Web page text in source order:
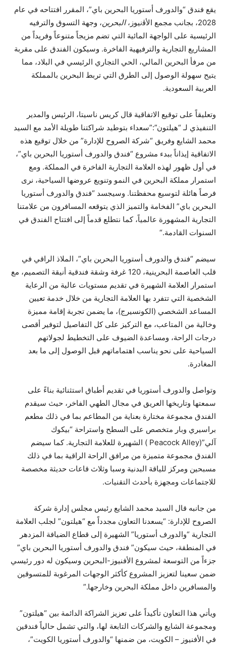
يقع فندق “والدورف أستوريا البحرين باي”، المقرر افتتاحه في عام
2028، بجانب مجمع الأﭬنيوز،
البحرين، وجهة التسوق والترفيه
الرئيسية على الواجهة المائية التي تضم مزيجاً متنوعاً وفريداً من
المشاريع التجارية والترفيهية الفاخرة. وسيكون الفندق على مقربة
من مرفأ البحرين المالي، الحي التجاري الرئيسي في البلاد، مما
يتيح سهولة الوصول إلى الطرق التي تربط البحرين بالمملكة
العربية السعودية.
وتعليقاً على توقيع الاتفاقية قال كريس ناسيتا، الرئيس والمدير
التنفيذي لـ “هيلتون”:”سعداء بتوطيد شراكتنا طويلة الأمد مع السيد
محمد الشايع وفريق “شركة الصروح للإدارة” من خلال توقيع هذه
الاتفاقية إيذاناً ببدء مشروع “فندق والدورف أستوريا البحرين باي”،
في أول ظهور لهذه العلامة التجارية الفاخرة في المملكة. ومع
استمرار مملكة البحرين في النمو وتنويع عروضها السياحية، نرى
فرصاً هائلة لتوسيع محفظتنا. وسيجسد “فندق والدورف أستوريا
البحرين باي” الفخامة والتميز الذي يتوقعه المسافرون من علامتنا
التجارية المشهورة عالمياً، كما نتطلع قدماً إلى افتتاح الفندق في
السنوات القادمة.“
سيضم “فندق والدورف أستوريا البحرين باي”، الملاذ الراقي في
قلب العاصمة البحرينية، 120 غرفة وشقة فندقية أنيقة التصميم، مع
استمرار العلامة الشهيرة في تقديم مستويات عالية من الرعاية
الشخصية التي تتفرد بها العلامة التجارية من خلال خدمة تعيين
المساعد الشخصي (الكونسيرج)، ما يضمن تجربة إقامة مميزة
وخالية من المتاعب، مع التركيز على كل التفاصيل لتوفير أقصى
درجات الراحة، ومساعدة الضيوف على التخطيط لجولاتهم
السياحية على نحو يناسب اهتماماتهم قبل الوصول إلى ما بعد
المغادرة.
وتواصل والدورف أستوريا في تقديم أطباق استثنائية بناءً على
سمعتها وتاريخها العريق في مجال الطهي الفاخر، حيث سيقدم
الفندق مجموعة مختارة بعناية من المطاعم بما في ذلك مطعم
براسيري وبار متخصص على السطح واستراحة “بيكوك
آلي”(Peacock Alley ) الشهيرة للعلامة التجارية. كما سيضم
الفندق مجموعة متميزة من مرافق الراحة الراقية بما في ذلك
مسبحين ومركز للياقة البدنية وسبا وثلاث قاعات حديثة مخصصة
للاجتماعات ومجهزة بأحدث التقنيات.
من جانبه قال السيد محمد الشايع رئيس مجلس إدارة شركة
الصروح للإدارة: “يسعدنا التعاون مجدداً مع “هيلتون” لجلب العلامة
التجارية “والدورف أستوريا” الشهيرة إلى قطاع الضيافة المزدهر
في المنطقة، حيث سيكون” فندق والدورف أستوريا البحرين باي”
جزءاً من التوسعة لمشروع الأفنيوز-البحرين وسيكون له دور رئيسي
ضمن سعينا لتعزيز المشروع كأكثر الوجهات المرغوبة للمتسوقين
والمسافرين داخل مملكة البحرين وخارجها.”
ويأتي هذا التعاون تأكيداً على تعزيز الشراكة الدائمة بين “هيلتون”
ومجموعة الشايع والشركات التابعة لها، والتي تشمل حالياً فندقين
في الأفنيوز – الكويت، من ضمنها “والدورف أستوريا الكويت”،